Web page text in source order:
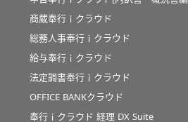
商蔵奉行ｉクラウド
総務人事奉行ｉクラウド
給与奉行ｉクラウド
法定調書奉行ｉクラウド
OFFICE BANKクラウド
奉行ｉクラウド 経理 DX Suite